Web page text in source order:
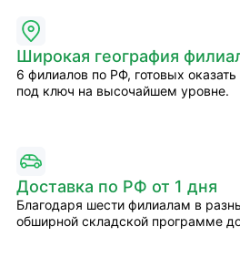
Широкая география
6 филиалов по РФ, готовых
под ключ на высочайшем уровне.
Доставка по РФ от 1 дня
Благодаря шести филиалам в
обширной складской программе